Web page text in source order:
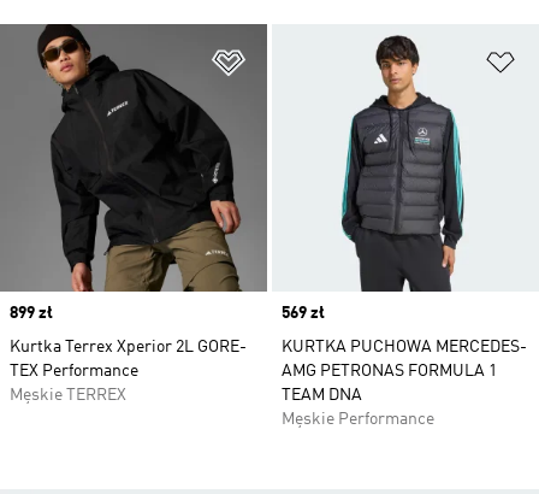
Dodaj do listy życzeń
Price
899 zł
Kurtka Terrex Xperior 2L GORE-
TEX Performance
Męskie TERREX
Price
569 zł
KURTKA PUCHOWA MERCEDES-
AMG PETRONAS FORMULA 1
TEAM DNA
Męskie Performance